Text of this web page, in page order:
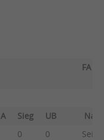
FA
A Sieg UB
0 0